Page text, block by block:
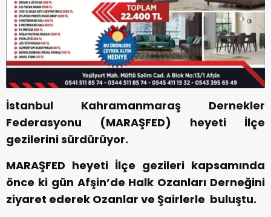
İstanbul Kahramanmaraş Dernekler
Federasyonu (MARAŞFED) heyeti İlçe
gezilerini sürdürüyor.
MARAŞFED heyeti İlçe gezileri kapsamında
önce ki gün Afşin’de Halk Ozanları Derneğini
ziyaret ederek Ozanlar ve Şairlerle buluştu.